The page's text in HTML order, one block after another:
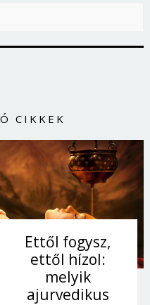
CIKKEK
Ettől fogysz,
ettől hízol:
melyik
ajurvedikus